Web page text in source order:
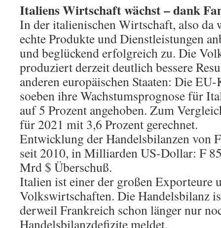
Italiens Wirtschaft wächst – dank
In der italienischen Wirtschaft, also da
echte Produkte und Dienstleistungen
und beglückend erfolgreich zu. Die
produziert derzeit deutlich bessere
anderen europäischen Staaten: Die
soeben ihre Wachstumsprognose für
auf 5 Prozent angehoben. Zum
für 2021 mit 3,6 Prozent gerechnet.
Entwicklung der Handelsbilanzen von
seit 2010, in Milliarden US-Dollar: F
Mrd $ Überschuß.
Italien ist einer der großen Exporteure
Volkswirtschaften. Die Handelsbilanz
derweil Frankreich schon länger nur
Handelsbilanzdefizite meldet.